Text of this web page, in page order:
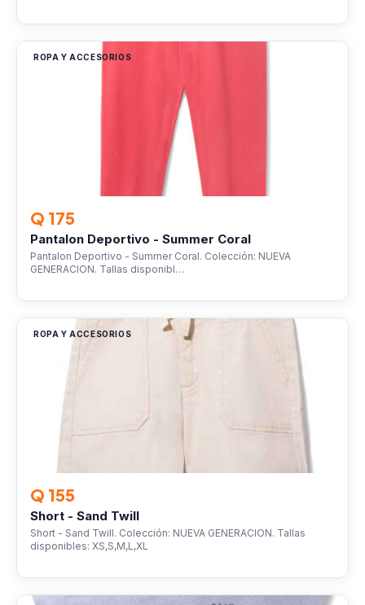
ROPA Y ACCESORIOS
Q 175
Pantalon Deportivo - Summer Coral
Pantalon Deportivo - Summer Coral. Colección: NUEVA
GENERACION. Tallas disponibl…
ROPA Y ACCESORIOS
Q 155
Short - Sand Twill
Short - Sand Twill. Colección: NUEVA GENERACION. Tallas
disponibles: XS,S,M,L,XL